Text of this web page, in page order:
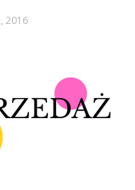
2016